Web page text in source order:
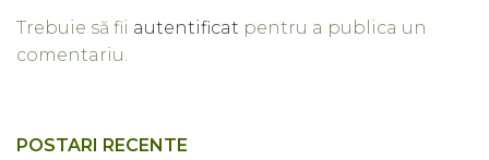
Trebuie să fii autentificat pentru a publica un
comentariu.
POSTARI RECENTE